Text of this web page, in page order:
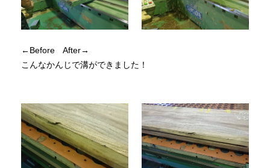
←Before After→
こんなかんじで溝ができました！